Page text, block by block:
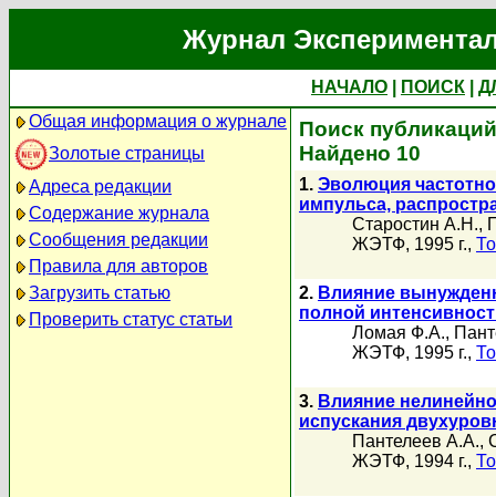
Журнал
НАЧАЛО ПОИСК
Общая информация о журнале
Золотые страницы
Адреса редакции
Содержание журнала
Сообщения редакции
Правила для авторов
Загрузить статью
Проверить статус статьи
Поиск
Найдено 10
1. Эволюция
импульса,
Старостин А.Н.,
ЖЭТФ, 1995 г.,
2. Влияние
полной
Ломая Ф.А.,
ЖЭТФ, 1995 г.,
3. Влияние
испускания
Пантелеев А.А.,
ЖЭТФ, 1994 г.,